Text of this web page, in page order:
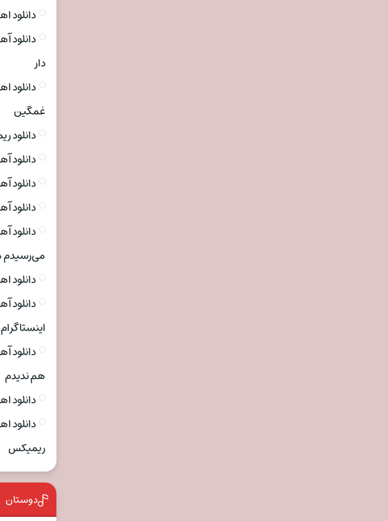
دانلود
دانلود
دار
دانلود
غمگین
دانلود
دانلود
دانلود
دانلود
دانلود
می‌رسیدم
دانلود
اینستاگرام
دانلود
هم ندیدم
دانلود
دانلود
ریمیکس
دوستان